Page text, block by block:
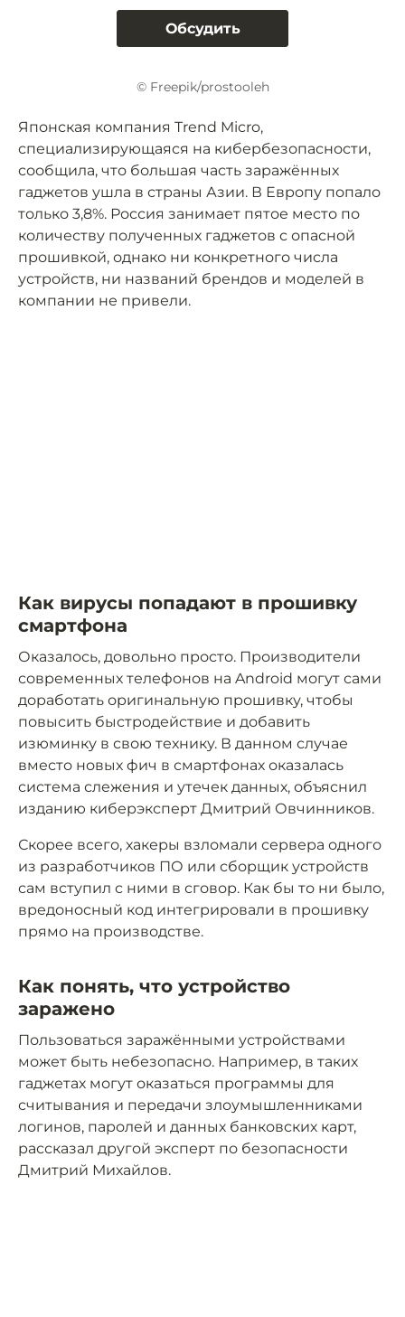
Обсудить
© Freepik/prostooleh
Японская компания Trend Micro,
специализирующаяся на кибербезопасности,
сообщила, что большая часть заражённых
гаджетов ушла в страны Азии. В Европу попало
только 3,8%. Россия занимает пятое место по
количеству полученных гаджетов с опасной
прошивкой, однако ни конкретного числа
устройств, ни названий брендов и моделей в
компании не привели.
Как вирусы попадают в прошивку
смартфона
Оказалось, довольно просто. Производители
современных телефонов на Android могут сами
доработать оригинальную прошивку, чтобы
повысить быстродействие и добавить
изюминку в свою технику. В данном случае
вместо новых фич в смартфонах оказалась
система слежения и утечек данных, объяснил
изданию киберэксперт Дмитрий Овчинников.
Скорее всего, хакеры взломали сервера одного
из разработчиков ПО или сборщик устройств
сам вступил с ними в сговор. Как бы то ни было,
вредоносный код интегрировали в прошивку
прямо на производстве.
Как понять, что устройство
заражено
Пользоваться заражёнными устройствами
может быть небезопасно. Например, в таких
гаджетах могут оказаться программы для
считывания и передачи злоумышленниками
логинов, паролей и данных банковских карт,
рассказал другой эксперт по безопасности
Дмитрий Михайлов.